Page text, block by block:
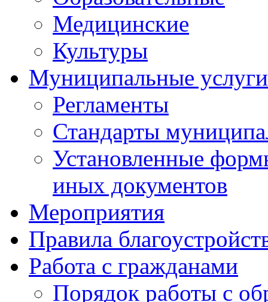
Медицинские
Культуры
Муниципальные услуги
Регламенты
Стандарты
Установленные
иных документов
Мероприятия
Правила
Работа с гражданами
Порядок работы с